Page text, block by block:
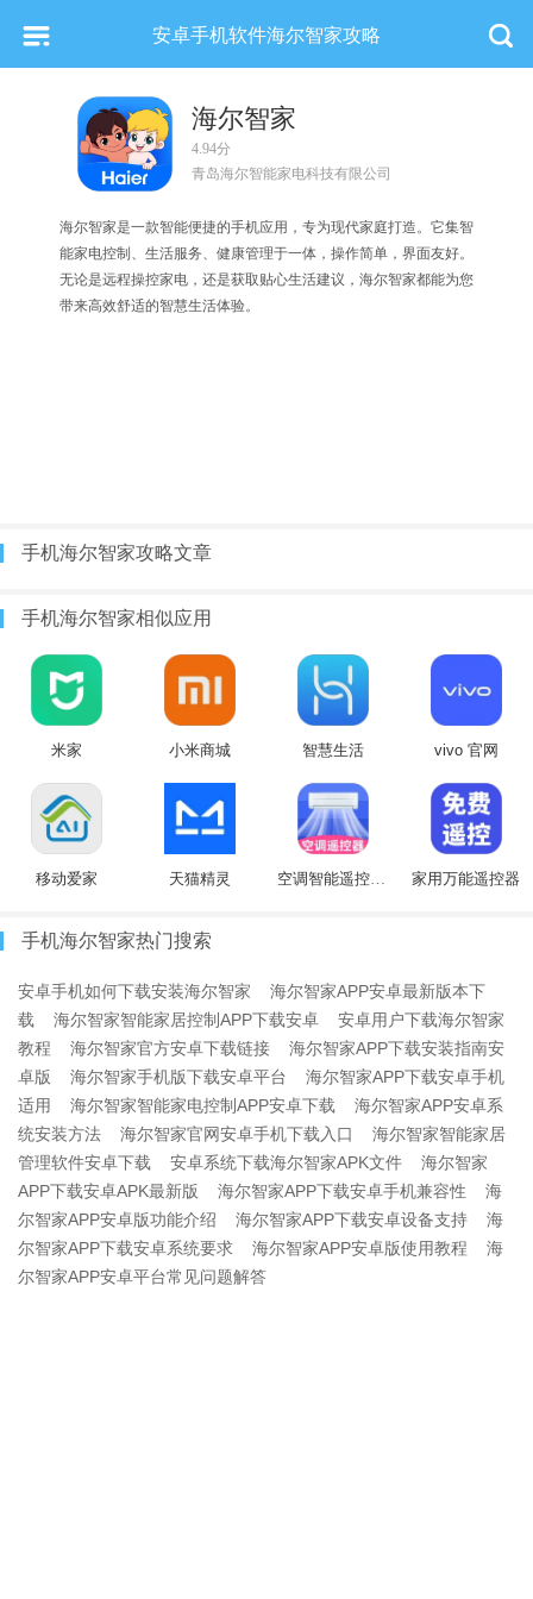
安卓手机软件海尔智家攻略
海尔智家
4.94分
青岛海尔智能家电科技有限公司
海尔智家是一款智能便捷的手机应用，专为现代家庭打造。它集智
能家电控制、生活服务、健康管理于一体，操作简单，界面友好。
无论是远程操控家电，还是获取贴心生活建议，海尔智家都能为您
带来高效舒适的智慧生活体验。
手机海尔智家攻略文章
手机海尔智家相似应用
米家 小米商城 智慧生活 vivo 官网
移动爱家 天猫精灵 空调智能遥控器+ 家用万能遥控器
手机海尔智家热门搜索
安卓手机如何下载安装海尔智家
海尔智家APP安卓最新版本下
载
海尔智家智能家居控制APP下载安卓
安卓用户下载海尔智家
教程
海尔智家官方安卓下载链接
海尔智家APP下载安装指南安
卓版
海尔智家手机版下载安卓平台
海尔智家APP下载安卓手机
适用
海尔智家智能家电控制APP安卓下载
海尔智家APP安卓系
统安装方法
海尔智家官网安卓手机下载入口
海尔智家智能家居
管理软件安卓下载
安卓系统下载海尔智家APK文件
海尔智家
APP下载安卓APK最新版
海尔智家APP下载安卓手机兼容性
海
尔智家APP安卓版功能介绍
海尔智家APP下载安卓设备支持
海
尔智家APP下载安卓系统要求
海尔智家APP安卓版使用教程
海
尔智家APP安卓平台常见问题解答